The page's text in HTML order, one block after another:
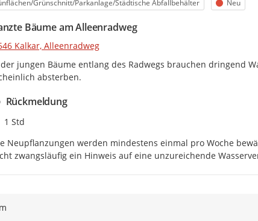
Grünschnitt/Parkanlage/Städtische Abfallbehälter Status
Neu
Bäume am Alleenradweg
Kalkar, Alleenradweg
jungen Bäume entlang des Radwegs brauchen dringend
absterben.
Rückmeldung
Zeitpunkt des Erstellens
1 Std
Neupflanzungen werden mindestens einmal pro Woche
zwangsläufig ein Hinweis auf eine unzureichende